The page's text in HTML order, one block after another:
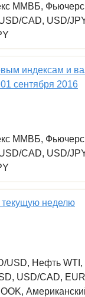
ММВБ, Фьючерс
CAD, USD/
индексам и
сентября 2016
ММВБ, Фьючерс
CAD, USD/
неделю
USD, Нефть WTI,
USD/CAD,